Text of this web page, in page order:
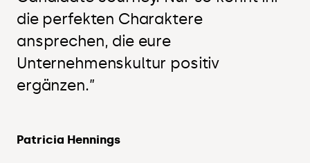
die perfekten Charaktere
ansprechen, die eure
Unternehmenskultur positiv
ergänzen.”
Patricia Hennings